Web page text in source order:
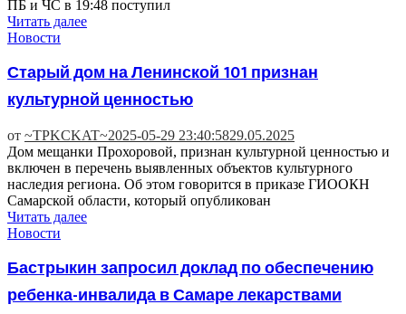
ПБ и ЧС в 19:48 поступил
Читать далее
Новости
Старый дом на Ленинской 101 признан
культурной ценностью
от ~TPKCKAT~2025-05-29 23:40:5829.05.2025
Дом мещанки Прохоровой, признан культурной ценностью и
включен в перечень выявленных объектов культурного
наследия региона. Об этом говорится в приказе ГИООКН
Самарской области, который опубликован
Читать далее
Новости
Бастрыкин запросил доклад по обеспечению
ребенка-инвалида в Самаре лекарствами